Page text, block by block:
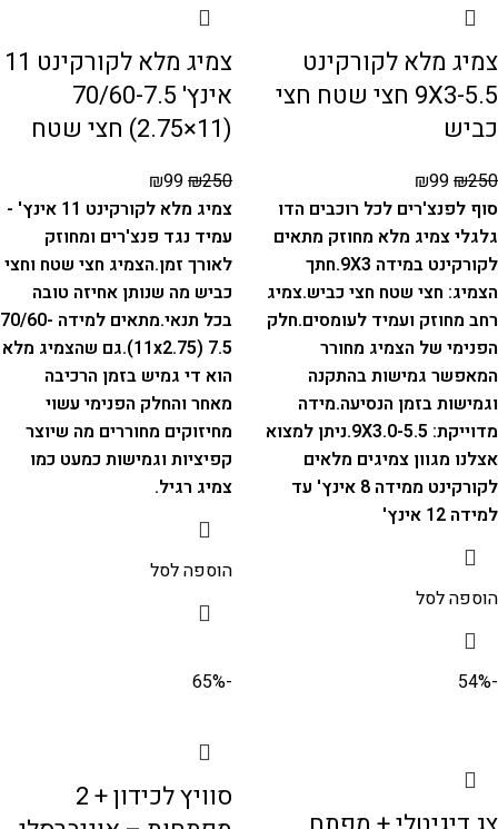
צמיג מלא לקורקינט
9X3-5.5 חצי שטח חצי
כביש
₪250
₪99
סוף לפנצ'רים לכל רוכבים הדו
גלגלי צמיג מלא מחוזק מתאים
לקורקינט במידה 9X3.
חתך
הצמיג: חצי שטח חצי כביש.צמיג
רחב מחוזק ועמיד לעומסים.חלק
הפנימי של הצמיג מחורר
המאפשר גמישות בהתקנה
וגמישות בזמן הנסיעה.מידה
מדוייקת: 9X3.0-5.5.
ניתן למצוא
אצלנו מגוון צמיגים מלאים
לקורקינט ממידה 8 אינץ' עד
למידה 12 אינץ'
הוספה לסל
צמיג מלא לקורקינט 11
אינץ' 70/60-7.5
(11×2.75) חצי שטח
₪250
₪99
צמיג מלא לקורקינט 11 אינץ' -
עמיד נגד פנצ'רים ומחוזק
לאורך זמן.הצמיג חצי שטח וחצי
כביש מה שנותן אחיזה טובה
בכל תנאי.
מתאים למידה 70/60-
7.5 (11x2.75).
גם שהצמיג מלא
הוא די גמיש בזמן הרכיבה
מאחר והחלק הפנימי עשוי
מחיזוקים מחוררים מה שיוצר
קפיציות וגמישות כמעט כמו
צמיג רגיל.
הוספה לסל
-54%
-65%
סוויץ לכידון + 2